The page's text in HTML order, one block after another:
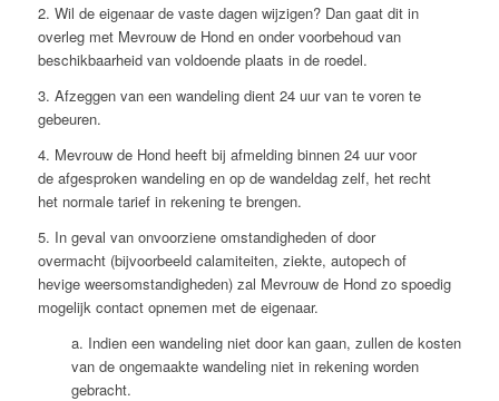
2. Wil de eigenaar de vaste dagen wijzigen? Dan gaat dit in
overleg met Mevrouw de Hond en onder voorbehoud van
beschikbaarheid van voldoende plaats in de roedel.
3. Afzeggen van een wandeling dient 24 uur van te voren te
gebeuren.
4. Mevrouw de Hond heeft bij afmelding binnen 24 uur voor
de afgesproken wandeling en op de wandeldag zelf, het recht
het normale tarief in rekening te brengen.
5. In geval van onvoorziene omstandigheden of door
overmacht (bijvoorbeeld calamiteiten, ziekte, autopech of
hevige weersomstandigheden) zal Mevrouw de Hond zo spoedig
mogelijk contact opnemen met de eigenaar.
a. Indien een wandeling niet door kan gaan, zullen de kosten
van de ongemaakte wandeling niet in rekening worden
gebracht.